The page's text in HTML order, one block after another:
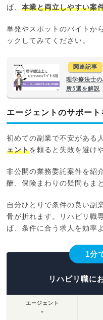
ば、本業と両立しやすい案
単発やスポットのバイトか
ックしてみてください。
関連記事
理学療法士
所5選を解説
エージェントのサポート
初めての副業で不安がある
ェントを頼ると失敗を避け
非公開の業務委託案件を紹
酬、保険まわりの疑問もま
自分ひとりで条件の良い副
骨が折れます。リハビリ職
ば、条件に合う求人を効率
1分
リハビリ職に
エージェント
▼